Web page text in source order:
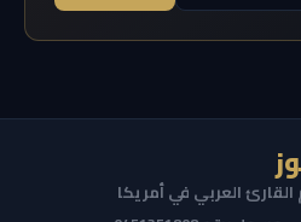
العربي في أمريكا